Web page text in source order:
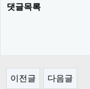
댓글목록
이전글 다음글